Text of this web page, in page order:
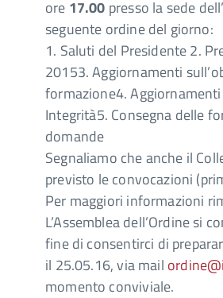
ore 17.00 presso la sede
seguente ordine del giorno:
1. Saluti del Presidente 2.
20153. Aggiornamenti
formazione4.
Integrità5. Consegna delle
domande
Segnaliamo che anche il
previsto le convocazioni
Per maggiori informazioni
L’Assemblea dell’Ordine si
fine di consentirci di
il 25.05.16, via mail
momento conviviale.